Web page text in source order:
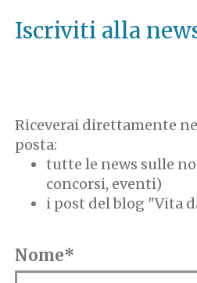
Iscriviti alla
Riceverai direttamente
posta:
tutte le news sulle
concorsi, eventi)
i post del blog "Vita
Nome*